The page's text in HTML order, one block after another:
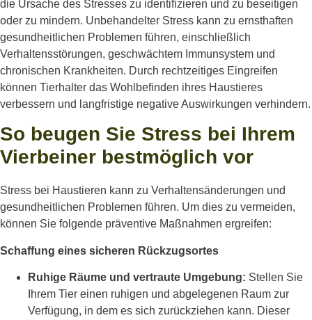
die Ursache des Stresses zu identifizieren und zu beseitigen
oder zu mindern. Unbehandelter Stress kann zu ernsthaften
gesundheitlichen Problemen führen, einschließlich
Verhaltensstörungen, geschwächtem Immunsystem und
chronischen Krankheiten. Durch rechtzeitiges Eingreifen
können Tierhalter das Wohlbefinden ihres Haustieres
verbessern und langfristige negative Auswirkungen verhindern.
So beugen Sie Stress bei Ihrem
Vierbeiner bestmöglich vor
Stress bei Haustieren kann zu Verhaltensänderungen und
gesundheitlichen Problemen führen. Um dies zu vermeiden,
können Sie folgende präventive Maßnahmen ergreifen:
Schaffung eines sicheren Rückzugsortes
Ruhige Räume und vertraute Umgebung: Stellen Sie
Ihrem Tier einen ruhigen und abgelegenen Raum zur
Verfügung, in dem es sich zurückziehen kann. Dieser